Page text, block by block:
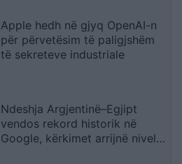
Apple hedh në gjyq OpenAI-n
për përvetësim të paligjshëm
të sekreteve industriale
Ndeshja Argjentinë–Egjipt
vendos rekord historik në
Google, kërkimet arrijnë nivele